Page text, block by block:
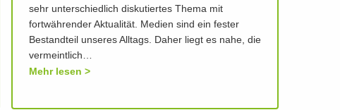
sehr unterschiedlich diskutiertes Thema mit
fortwährender Aktualität. Medien sind ein fester
Bestandteil unseres Alltags. Daher liegt es nahe, die
vermeintlich…
Mehr lesen